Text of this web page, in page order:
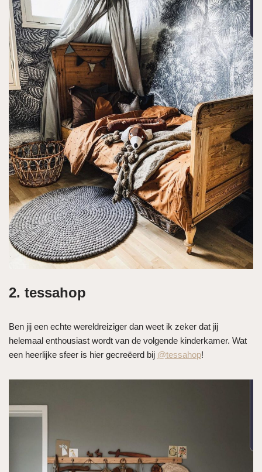
2. tessahop
Ben jij een echte wereldreiziger dan weet ik zeker dat jij
helemaal enthousiast wordt van de volgende kinderkamer. Wat
een heerlijke sfeer is hier gecreëerd bij @tessahop!